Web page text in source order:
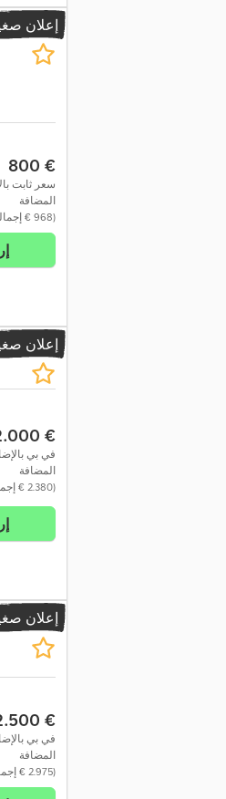
إعلان
‏800 €
سعر ثابت
المضافة
(‏968 € إجمالي)
إعلان
‏2.000 €
في بي
المضافة
(‏2.380 € إجمالي)
إعلان
‏2.500 €
في بي
المضافة
(‏2.975 € إجمالي)